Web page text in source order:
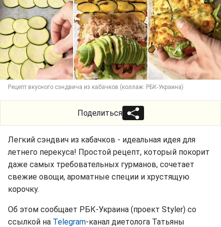
Рецепт вкусного сэндвича из кабачков (коллаж: РБК-Украина)
Поделиться
Легкий сэндвич из кабачков - идеальная идея для
летнего перекуса! Простой рецепт, который покорит
даже самых требовательных гурманов, сочетает
свежие овощи, ароматные специи и хрустящую
корочку.
Об этом сообщает РБК-Украина (проект Styler) со
ссылкой на Telegram-канал диетолога Татьяны